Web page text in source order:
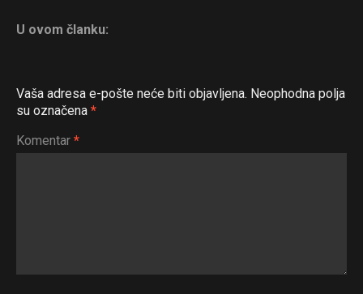
U ovom članku:
Vaša adresa e-pošte neće biti objavljena. Neophodna polja
su označena *
Komentar *